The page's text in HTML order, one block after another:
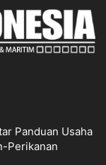
Panduan Usaha
Perikanan